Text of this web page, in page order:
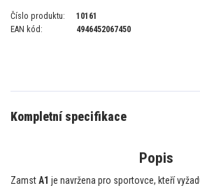
Číslo produktu:
10161
EAN kód:
4946452067450
Kompletní specifikace
Popis
ZamstA1 je navržena pro sportovce, kteří